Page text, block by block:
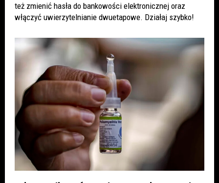
też zmienić hasła do bankowości elektronicznej oraz
włączyć uwierzytelnianie dwuetapowe. Działaj szybko!